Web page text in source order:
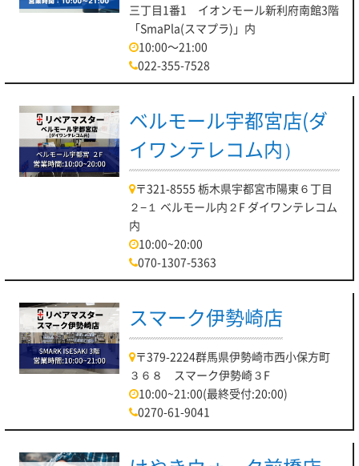
三丁目1番1 イオンモール新利府南館3階
「SmaPla(スマプラ)」内
10:00～21:00
022-355-7528
ベルモール宇都宮店(ダ
イワンテレコム内）
〒321-8555 栃木県宇都宮市陽東６丁目
２−１ ベルモール内２F ダイワンテレコム
内
10:00~20:00
070-1307-5363
スマーク伊勢崎店
〒379-2224群馬県伊勢崎市西小保方町
３６８ スマーク伊勢崎３F
10:00~21:00(最終受付:20:00)
0270-61-9041